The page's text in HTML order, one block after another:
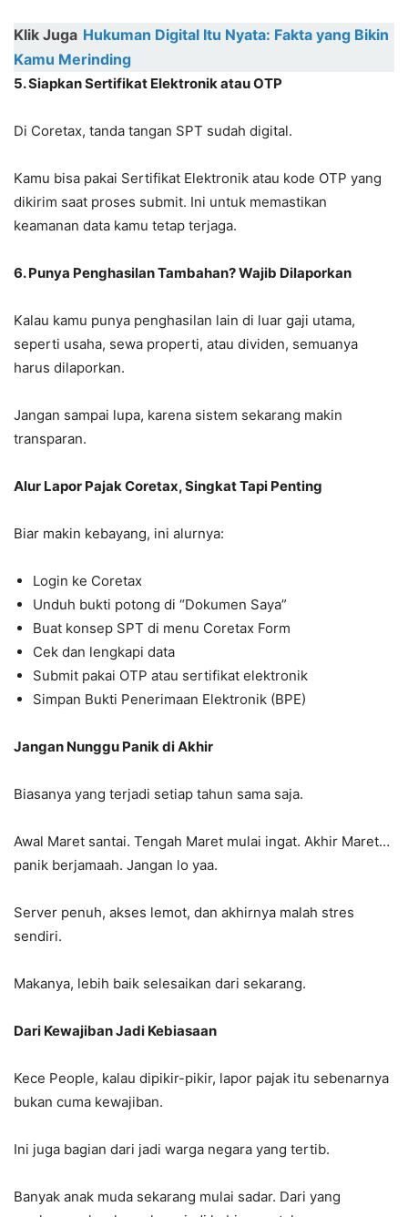
Klik Juga Hukuman Digital Itu Nyata: Fakta yang Bikin
Kamu Merinding
5. Siapkan Sertifikat Elektronik atau OTP
Di Coretax, tanda tangan SPT sudah digital.
Kamu bisa pakai Sertifikat Elektronik atau kode OTP yang
dikirim saat proses submit. Ini untuk memastikan
keamanan data kamu tetap terjaga.
6. Punya Penghasilan Tambahan? Wajib Dilaporkan
Kalau kamu punya penghasilan lain di luar gaji utama,
seperti usaha, sewa properti, atau dividen, semuanya
harus dilaporkan.
Jangan sampai lupa, karena sistem sekarang makin
transparan.
Alur Lapor Pajak Coretax, Singkat Tapi Penting
Biar makin kebayang, ini alurnya:
Login ke Coretax
Unduh bukti potong di “Dokumen Saya”
Buat konsep SPT di menu Coretax Form
Cek dan lengkapi data
Submit pakai OTP atau sertifikat elektronik
Simpan Bukti Penerimaan Elektronik (BPE)
Jangan Nunggu Panik di Akhir
Biasanya yang terjadi setiap tahun sama saja.
Awal Maret santai. Tengah Maret mulai ingat. Akhir Maret…
panik berjamaah. Jangan lo yaa.
Server penuh, akses lemot, dan akhirnya malah stres
sendiri.
Makanya, lebih baik selesaikan dari sekarang.
Dari Kewajiban Jadi Kebiasaan
Kece People, kalau dipikir-pikir, lapor pajak itu sebenarnya
bukan cuma kewajiban.
Ini juga bagian dari jadi warga negara yang tertib.
Banyak anak muda sekarang mulai sadar. Dari yang